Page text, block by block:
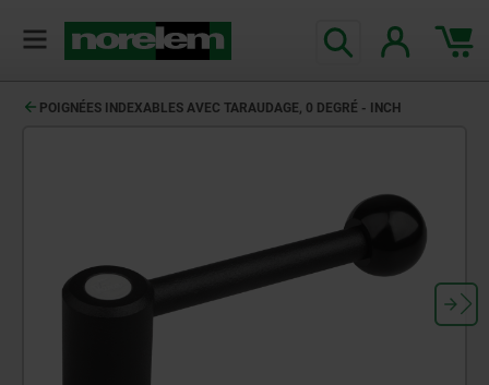
POIGNÉES INDEXABLES AVEC TARAUDAGE, 0 DEGRÉ - INCH